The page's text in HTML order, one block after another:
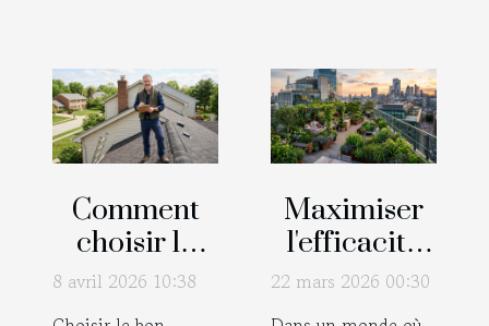
Comment
choisir le
bon
spécialiste
8 avril 2026 10:38
Maximiser
l'efficacité
énergétique
avec des
22 mars 2026 00:30